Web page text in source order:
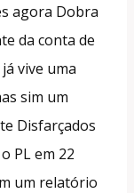
agora Dobra
da conta de
vive uma
sim um
Disfarçados
PL em 22
um relatório